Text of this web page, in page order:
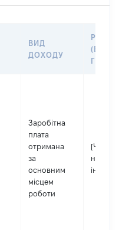
ВИД
ДОХОДУ
ГРН
Заробітна
плата
отримана
за
основним
місцем
роботи
[Член
не